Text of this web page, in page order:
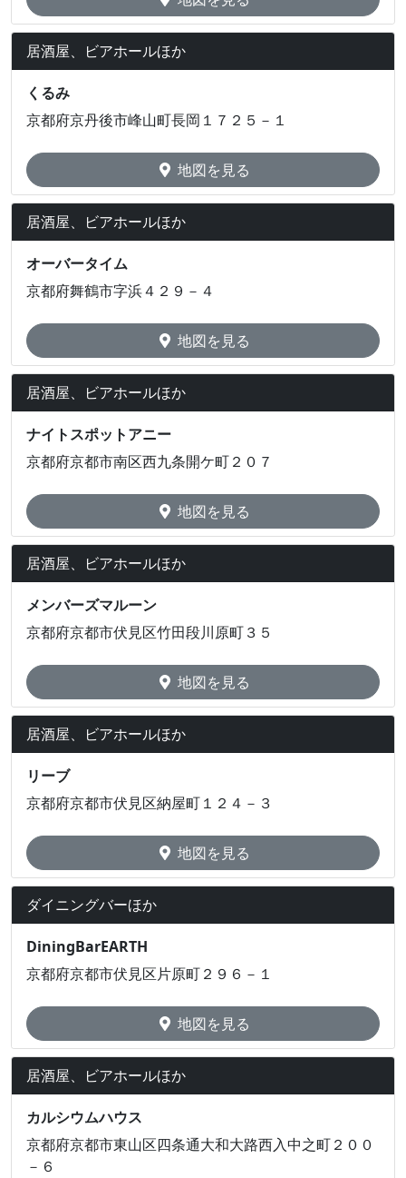
居酒屋、ビアホールほか
くるみ
京都府京丹後市峰山町長岡１７２５－１
地図を見る
居酒屋、ビアホールほか
オーバータイム
京都府舞鶴市字浜４２９－４
地図を見る
居酒屋、ビアホールほか
ナイトスポットアニー
京都府京都市南区西九条開ケ町２０７
地図を見る
居酒屋、ビアホールほか
メンバーズマルーン
京都府京都市伏見区竹田段川原町３５
地図を見る
居酒屋、ビアホールほか
リーブ
京都府京都市伏見区納屋町１２４－３
地図を見る
ダイニングバーほか
DiningBarEARTH
京都府京都市伏見区片原町２９６－１
地図を見る
居酒屋、ビアホールほか
カルシウムハウス
京都府京都市東山区四条通大和大路西入中之町２００
－６